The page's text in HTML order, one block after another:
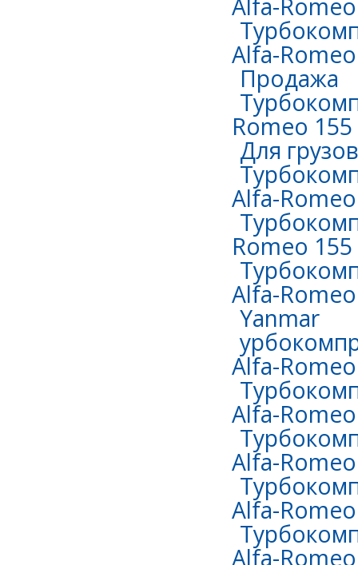
Alfa-
Alfa-
Продажа
Romeo
Для
Alfa-
Romeo
Alfa-
Yanmar
Alfa-
Alfa-
Alfa-
Alfa-
Alfa-